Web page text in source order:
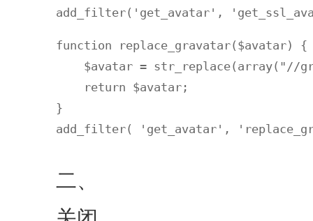
add_filter('get_avatar',
function replace_gravatar($avatar) {
$avatar = str_replace(array("//
    return $avatar;
}
add_filter( 'get_avatar',
二、